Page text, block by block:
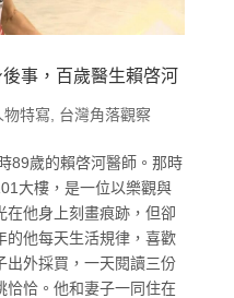
事，百歲醫生賴啓河
物特寫 台灣角落觀察
89歲的賴啓河醫師。那時
大樓，是一位以樂觀與
在他身上刻畫痕跡，但卻
的他每天生活規律，喜歡
出外採買，一天閱讀三份
恰恰。他和妻子一同住在